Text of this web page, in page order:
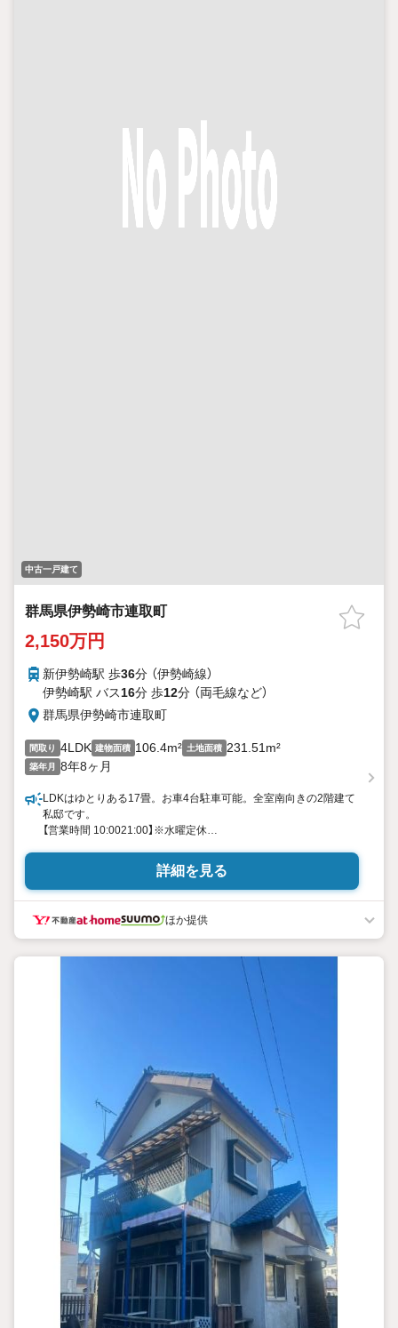
中古一戸建て
群馬県伊勢崎市連取町
2,150万円
新伊勢崎駅 歩36分 （伊勢崎線）
伊勢崎駅 バス16分 歩12分 （両毛線など）
群馬県伊勢崎市連取町
間取り 4LDK 建物面積 106.4m² 土地面積 231.51m²
築年月 8年8ヶ月
LDKはゆとりある17畳。お車4台駐車可能。全室南向きの2階建て
私邸です。
【営業時間 10:0021:00】※水曜定休
現地を見学される場合は「室内・現地を見学する（無料）」ボタンよ
り
す。
◎現地のご案内について
・平日や夜遅い時間帯もご案内が可能 ※定休日を除く
・経験豊富なスタッフが物件詳細を丁寧にご説明いたします。
・車でご自宅や最寄り駅等、ご指定の場所まで送迎します。
物件のご紹介だけでなく住宅ローン・資金のご相談、
まずは家探しについて話を聞きたいという方も大歓迎です！
年間8000棟以上の限定物件を発表しているオープンハウスだから
出会える物件が多数ございます。
ぜひお気軽にご連絡・ご相談ください！
※限定物件:当社のみ、もしくは当社を含めた数社でのみご紹介可
能なオープンハウス・ディベロップメントの物件
詳細を見る
ほか提供